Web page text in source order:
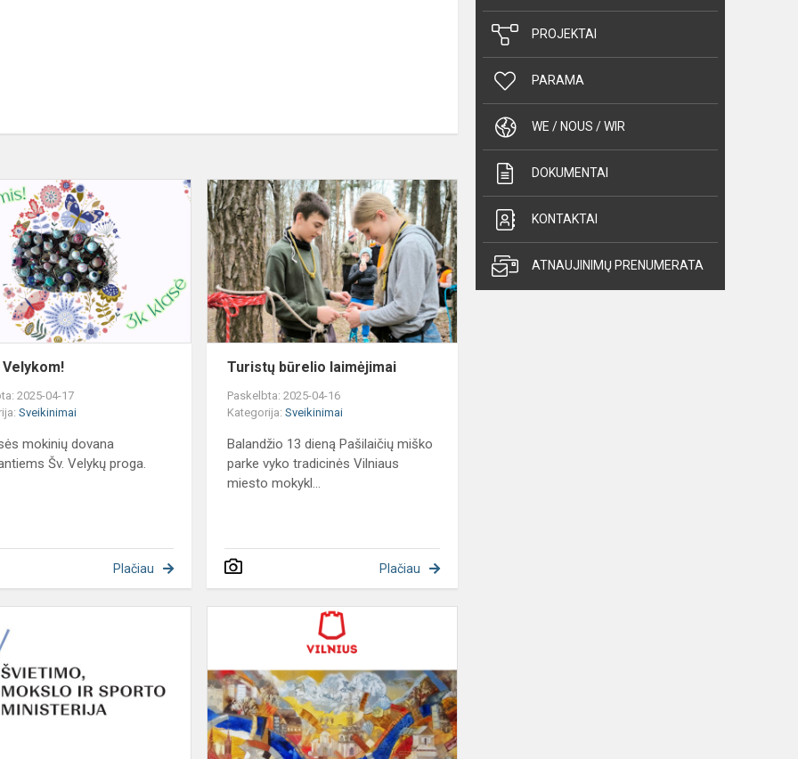
Su
Velykom!
Velykom!
2025-04-17
Sveikinimai
mokinių dovana
Šv. Velykų proga.
Plačiau
Turistų
būrelio
laimėjimai
Turistų būrelio laimėjimai
Paskelbta: 2025-04-16
Kategorija:Sveikinimai
Balandžio 13 dieną Pašilaičių miško
parke vyko tradicinės Vilniaus
miesto mokykl...
Plačiau
Mikulėnienės
sveikinimas
Rug...
sveikinimas
naujųjų
mokslo
met...
PROJEKTAI
PARAMA
WE / NOUS / WIR
DOKUMENTAI
KONTAKTAI
ATNAUJINIMŲ PRENUMERATA